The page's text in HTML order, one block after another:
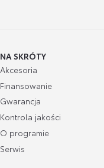
NA SKRÓTY
Akcesoria
Finansowanie
Gwarancja
Kontrola jakości
O programie
Serwis